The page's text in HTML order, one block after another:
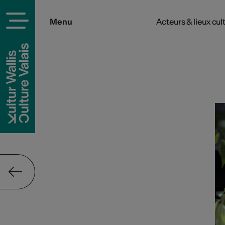
Menu Acteurs & lieux